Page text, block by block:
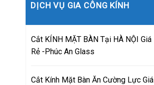
DỊCH VỤ GIA CÔNG KÍNH
Cắt KÍNH MẶT BÀN Tại HÀ NỘI Giá
Rẻ -Phúc An Glass
Cắt Kính Mặt Bàn Ăn Cường Lực Giá